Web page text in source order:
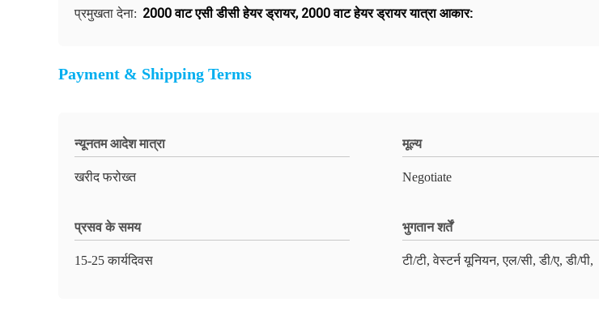
प्रमुखता देना: 2000 वाट एसी डीसी हेयर ड्रायर, 2000 वाट हेयर ड्रायर यात्रा आकार:
Payment & Shipping Terms
न्यूनतम आदेश मात्रा
खरीद फरोख्त
मूल्य
Negotiate
प्रसव के समय
15-25 कार्यदिवस
भुगतान शर्तें
टी/टी, वेस्टर्न यूनियन, एल/सी, डी/ए, डी/पी,